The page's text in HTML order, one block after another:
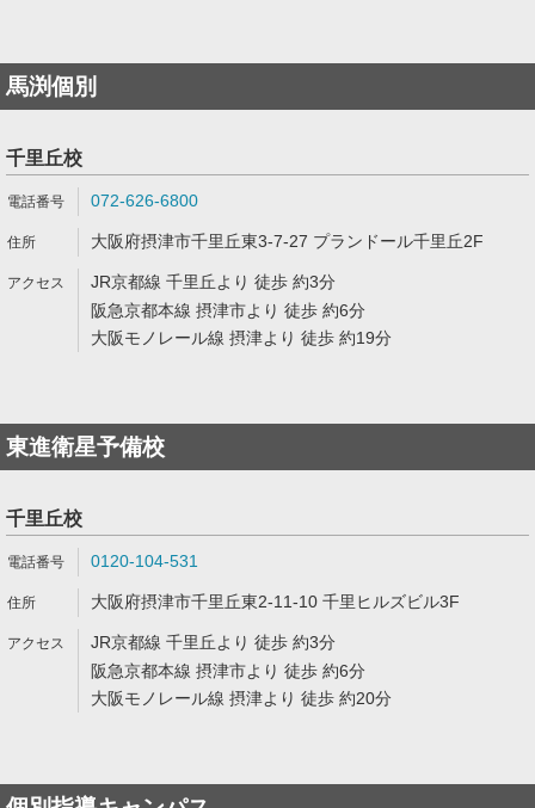
馬渕個別
千里丘校
072-626-6800
大阪府摂津市千里丘東3-7-27 プランドール千里丘2F
JR京都線 千里丘より 徒歩 約3分
阪急京都本線 摂津市より 徒歩 約6分
大阪モノレール線 摂津より 徒歩 約19分
東進衛星予備校
千里丘校
0120-104-531
大阪府摂津市千里丘東2-11-10 千里ヒルズビル3F
JR京都線 千里丘より 徒歩 約3分
阪急京都本線 摂津市より 徒歩 約6分
大阪モノレール線 摂津より 徒歩 約20分